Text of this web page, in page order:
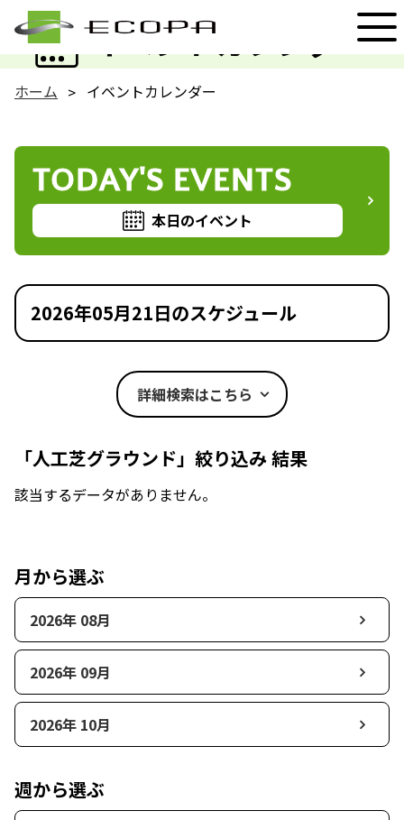
イベントカレンダー
EVENT
ホーム イベントカレンダー
TODAY'S EVENTS
本日のイベント
2026年05月21日のスケジュール
詳細検索はこちら
「人工芝グラウンド」絞り込み 結果
該当するデータがありません。
月から選ぶ
2026年 08月
2026年 09月
2026年 10月
週から選ぶ